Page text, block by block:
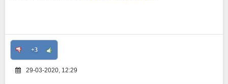
+3
29-03-2020, 12:29